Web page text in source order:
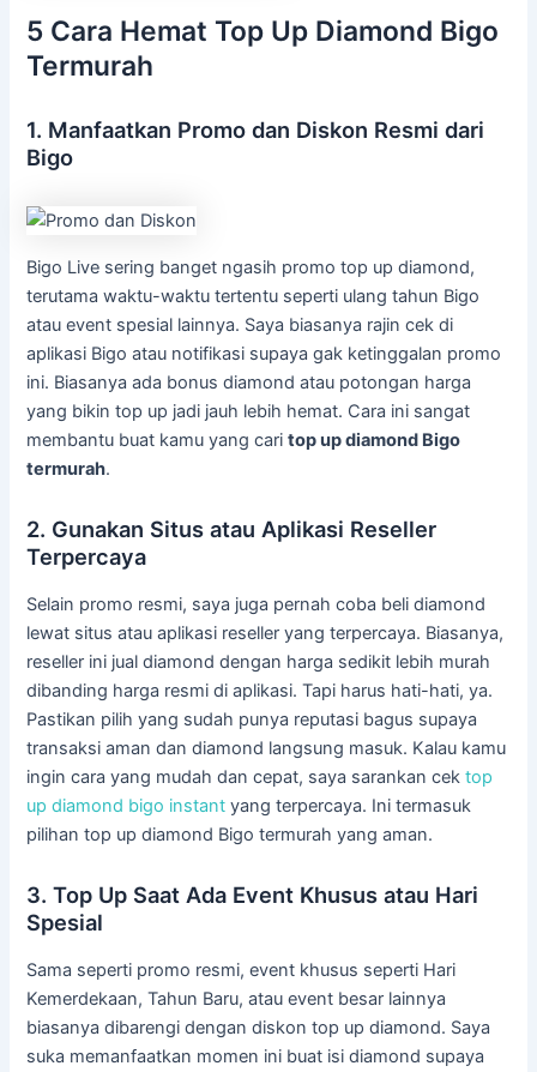
5 Cara Hemat Top Up Diamond Bigo
Termurah
1. Manfaatkan Promo dan Diskon Resmi dari
Bigo
Bigo Live sering banget ngasih promo top up diamond,
terutama waktu-waktu tertentu seperti ulang tahun Bigo
atau event spesial lainnya. Saya biasanya rajin cek di
aplikasi Bigo atau notifikasi supaya gak ketinggalan promo
ini. Biasanya ada bonus diamond atau potongan harga
yang bikin top up jadi jauh lebih hemat. Cara ini sangat
membantu buat kamu yang caritop up diamond Bigo
termurah.
2. Gunakan Situs atau Aplikasi Reseller
Terpercaya
Selain promo resmi, saya juga pernah coba beli diamond
lewat situs atau aplikasi reseller yang terpercaya. Biasanya,
reseller ini jual diamond dengan harga sedikit lebih murah
dibanding harga resmi di aplikasi. Tapi harus hati-hati, ya.
Pastikan pilih yang sudah punya reputasi bagus supaya
transaksi aman dan diamond langsung masuk. Kalau kamu
ingin cara yang mudah dan cepat, saya sarankan cektop
up diamond bigo instant yang terpercaya. Ini termasuk
pilihan top up diamond Bigo termurah yang aman.
3. Top Up Saat Ada Event Khusus atau Hari
Spesial
Sama seperti promo resmi, event khusus seperti Hari
Kemerdekaan, Tahun Baru, atau event besar lainnya
biasanya dibarengi dengan diskon top up diamond. Saya
suka memanfaatkan momen ini buat isi diamond supaya